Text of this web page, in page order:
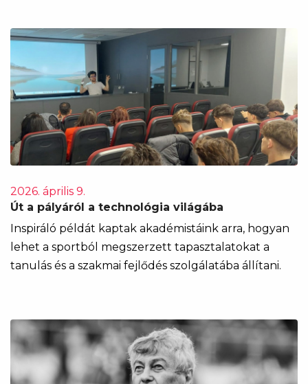
2026. április 9.
Út a pályáról a technológia világába
Inspiráló példát kaptak akadémistáink arra, hogyan
lehet a sportból megszerzett tapasztalatokat a
tanulás és a szakmai fejlődés szolgálatába állítani.